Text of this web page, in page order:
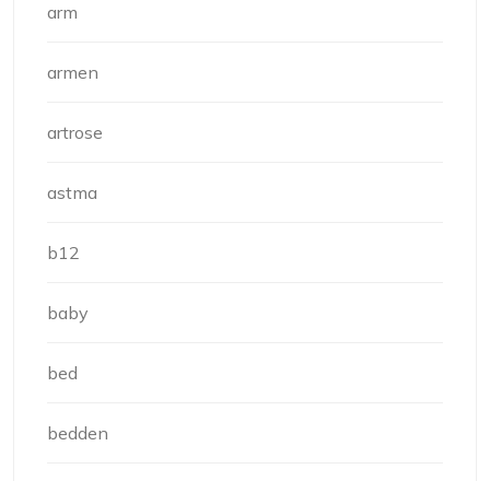
arm
armen
artrose
astma
b12
baby
bed
bedden